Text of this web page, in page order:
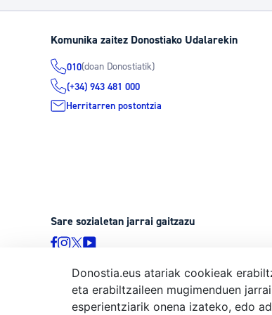
Komunika zaitez Donostiako Udalarekin
010(doan Donostiatik)
(+34) 943 481 000
Herritarren postontzia
Sare sozialetan jarrai gaitzazu
© Donostiako Udala, Ijentea 1, 20003 Donostia
Donostia.eus atariak cookieak
eta erabiltzaileen mugimenduen
esperientziarik onena izateko, edo